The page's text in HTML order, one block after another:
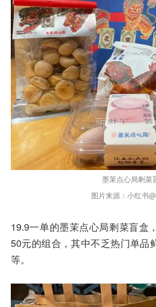
墨茉点心局剩菜
图片来源：小红书
19.9一单的墨茉点心局剩菜盲盒
50元的组合，其中不乏热门单品
等。